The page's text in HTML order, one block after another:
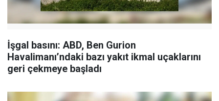
İşgal basını: ABD, Ben Gurion
Havalimanı’ndaki bazı yakıt ikmal uçaklarını
geri çekmeye başladı